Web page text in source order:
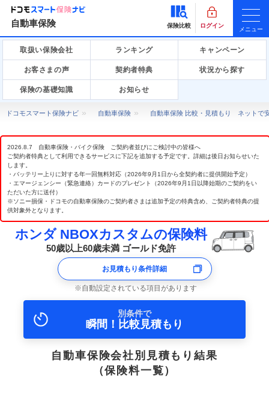
自動車保険 保険比較 ログイン
メニュー
取扱い保険会社 ランキング キャンペーン
お客さまの声 契約者特典 状況から探す
保険の基礎知識 お知らせ
ドコモスマート保険ナビ 自動車保険 自動車保険 比較・見積もり ネットで
2026.8.7 自動車保険・バイク保険 ご契約者並びにご検討中の皆様へ
ご契約者特典として利用できるサービスに下記を追加する予定です。詳細は後日お知らせいた
します。
・バッテリー上りに対する年一回無料対応（2026年9月1日から全契約者に提供開始予定）
・エマージェンシー（緊急連絡）カードのプレゼント（2026年9月1日以降始期のご契約をい
ただいた方に送付）
※ソニー損保・ドコモの自動車保険のご契約者さまは追加予定の特典含め、ご契約者特典の提
供対象外となります。
ホンダ NBOXカスタムの保険料
50歳以上60歳未満 ゴールド免許
お見積もり条件詳細
自動設定されている項目があります
別条件で
瞬間！比較見積もり
自動車保険会社別見積もり結果
（保険料一覧）